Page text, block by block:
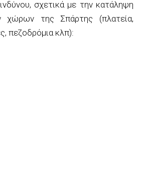
σχετικά με την κατάληψη
χώρων της Σπάρτης (πλατεία,
πεζοδρόμια κλπ):